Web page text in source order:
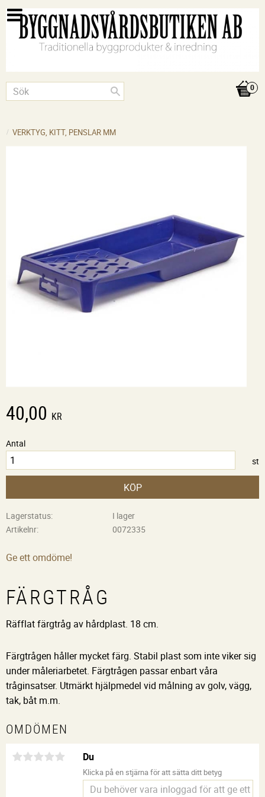
VERKTYG, KITT, PENSLAR MM
40,00 KR
Antal
st
KÖP
Lagerstatus
I lager
Artikelnr
0072335
Ge ett omdöme!
FÄRGTRÅG
Räfflat färgtråg av hårdplast. 18 cm.
Färgtrågen håller mycket färg. Stabil plast som inte viker sig
under måleriarbetet. Färgtrågen passar enbart våra
tråginsatser. Utmärkt hjälpmedel vid målning av golv, vägg,
tak, båt m.m.
OMDÖMEN
Du
Klicka på en stjärna för att sätta ditt betyg